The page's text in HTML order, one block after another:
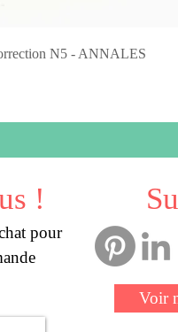
N5 - ANNALES
!
pour
Voir